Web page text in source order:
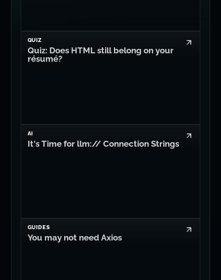
QUIZ
Quiz: Does HTML still belong on your
résumé?
AI
It's Time for llm:// Connection Strings
GUIDES
You may not need Axios